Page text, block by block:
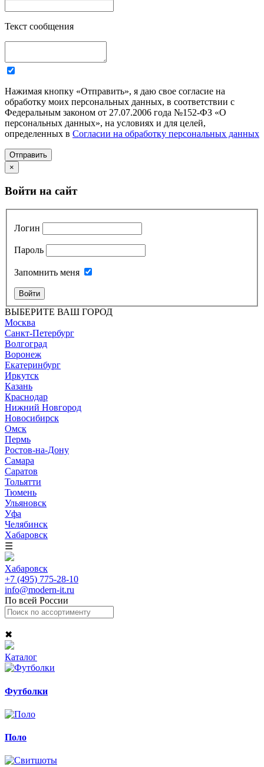
Текст сообщения
Нажимая кнопку «Отправить», я даю свое согласие на
обработку моих персональных данных, в соответствии с
Федеральным законом от 27.07.2006 года №152-ФЗ «О
персональных данных», на условиях и для целей,
определенных в Согласии на обработку персональных данных
Отправить
×
Войти на сайт
Логин
Пароль
Запомнить меня
Войти
ВЫБЕРИТЕ ВАШ ГОРОД
Москва
Санкт-Петербург
Волгоград
Воронеж
Екатеринбург
Иркутск
Казань
Краснодар
Нижний Новгород
Новосибирск
Омск
Пермь
Ростов-на-Дону
Самара
Саратов
Тольятти
Тюмень
Ульяновск
Уфа
Челябинск
Хабаровск
☰
Хабаровск
+7 (495) 775-28-10
info@modern-it.ru
По всей России
✖
Каталог
Футболки
Поло